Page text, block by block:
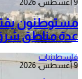
9 أغسطس، 2026
مستوطنون
عدة مناطق
فلسطينيات
9 أغسطس، 2026